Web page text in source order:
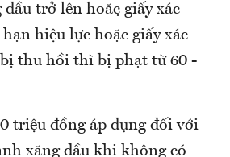
dầu trở lên hoặc giấy xác
hiệu lực hoặc giấy xác
thu hồi thì bị phạt từ 60 -
triệu đồng áp dụng đối với
xăng dầu khi không có